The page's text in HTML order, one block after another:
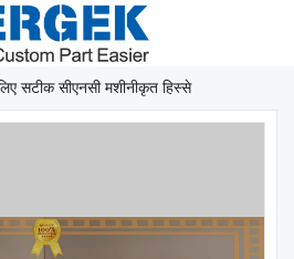
लिए सटीक सीएनसी मशीनीकृत हिस्से